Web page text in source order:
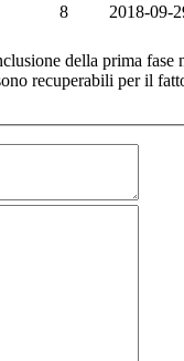
8
2018-09-
della prima
recuperabili per il